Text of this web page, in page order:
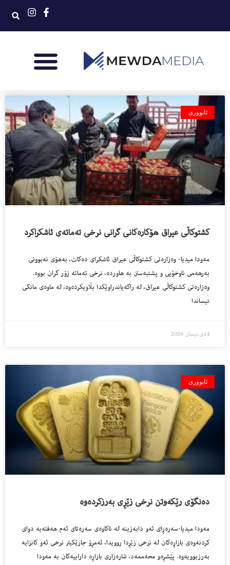
ئابووری
کشتوکاڵی عیراق هۆکارەکانی گرانی نرخی تەماتەی ئاشکراکرد
مەودا میدیا- وەزارەتی كشتوكاڵی عیراق ئاشكرای دەكات، بەهۆی نەبوونی
بەرهەمی ناوخۆیی و پشتبەستن بە هاوردە، نرخی تەماتە زۆر گران بووە.
وەزارەتی كشتوكاڵی عیراق، لە راگەیاندراوێكدا بڵاویكردەوە، لە ماوەی مانگی
نیساندا
14ی نیسان 2026
ئابووری
دەنگۆی رێكەوتن نرخی زێڕی بەرزكردەوە
مەودا میدیا-سەرەڕای ئەو دابەزینە لە ناكاوەی سەرەتای ئەم هەفتەیە دوای
كردنەوەی بازاڕەكان لە نرخی زێڕدا روویدا، ئەمڕۆ جارێكیتر نرخی ئەو كانزایە
بەرزبوویەوە. پێشڕەو محەممەد، شارەزاری بازاڕە داراییەكان بە مەودا